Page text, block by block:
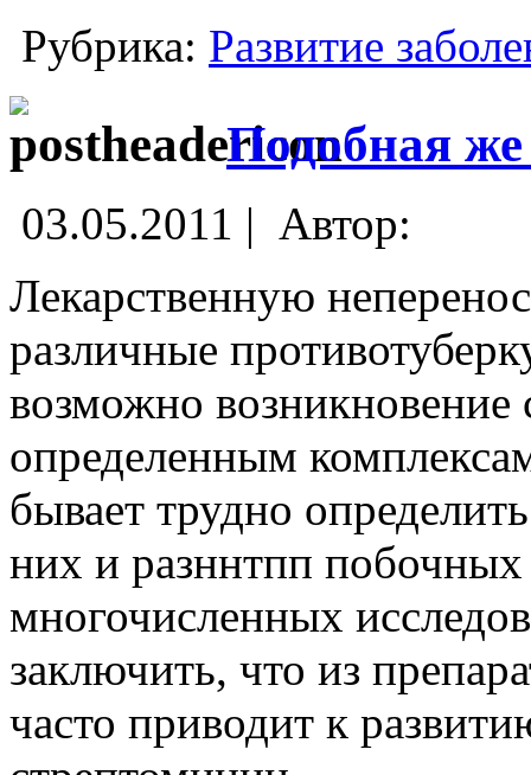
Рубрика: Развитие
Подобная
03.05.2011 |
Автор:
Лекарственную
различные
возможно возникновение
определенным
бывает трудно
них и разннтпп побочных
многочисленных
заключить, что из
часто приводит к